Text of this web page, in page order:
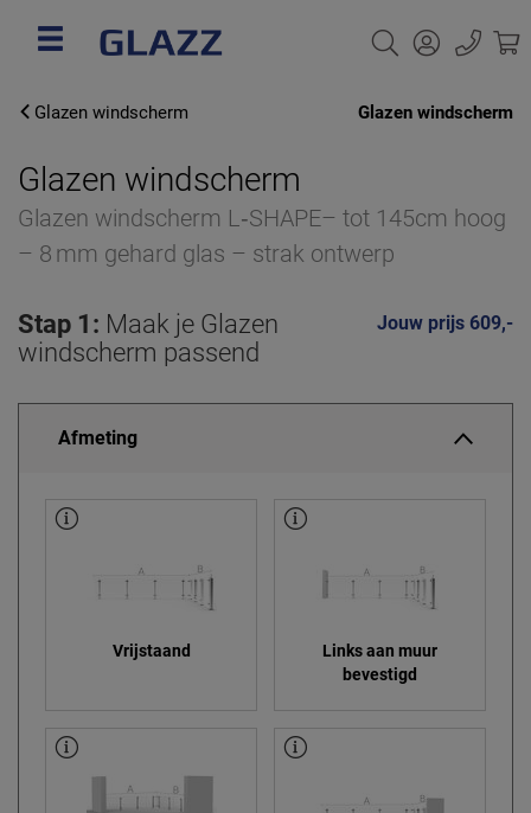
Glazen windscherm Glazen windscherm
Glazen windscherm
Glazen windscherm L‑SHAPE– tot 145cm hoog
– 8 mm gehard glas – strak ontwerp
Stap 1: Maak je Glazen
windscherm passend
Jouw prijs 609,-
Afmeting
Vrijstaand
Links aan muur
bevestigd